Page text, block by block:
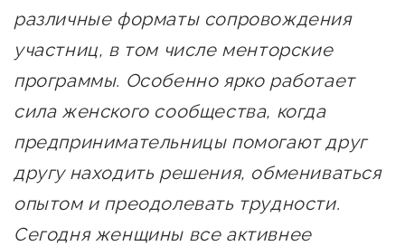
различные форматы сопровождения
участниц, в том числе менторские
программы. Особенно ярко работает
сила женского сообщества, когда
предпринимательницы помогают друг
другу находить решения, обмениваться
опытом и преодолевать трудности.
Сегодня женщины все активнее